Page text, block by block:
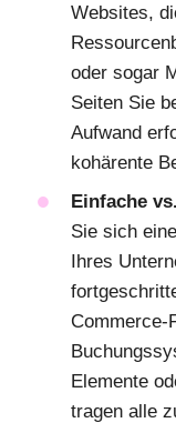
Websites,
oder sogar
Seiten Sie
Aufwand
kohärente
Einfache
Sie sich
Ihres
Commerce-
Elemente
tragen alle